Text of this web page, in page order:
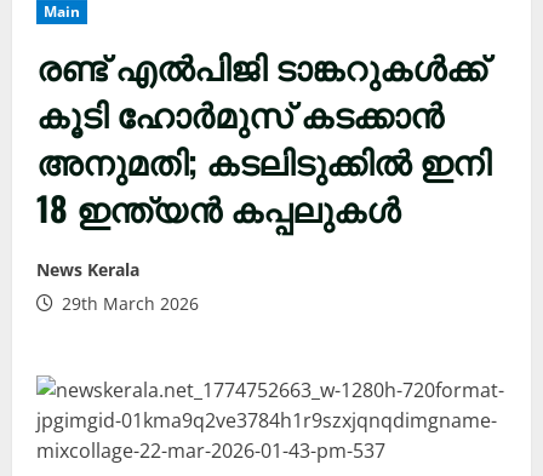
Main
രണ്ട് എൽപിജി ടാങ്കറുകൾക്ക്
കൂടി ഹോർമുസ് കടക്കാൻ
അനുമതി; കടലിടുക്കിൽ ഇനി
18 ഇന്ത്യൻ കപ്പലുകൾ
News Kerala
29th March 2026